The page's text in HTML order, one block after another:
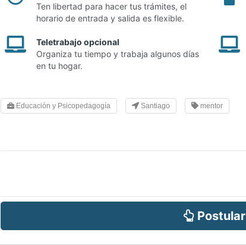
Ten libertad para hacer tus trámites, el
horario de entrada y salida es flexible.
Teletrabajo opcional
Organiza tu tiempo y trabaja algunos días
en tu hogar.
Educación y Psicopedagogía Santiago mentor
Postular